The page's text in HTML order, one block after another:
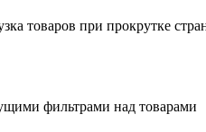
товаров при прокрутке
фильтрами над товарами